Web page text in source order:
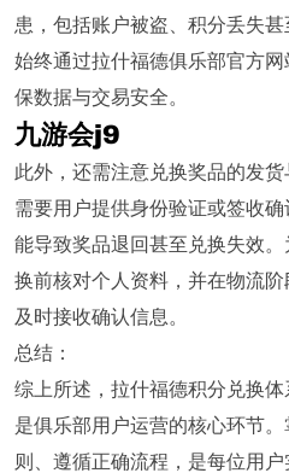
患，包括账户被盗、积分丢失
始终通过拉什福德俱乐部官方
保数据与交易安全。
九游会j9
此外，还需注意兑换奖品的发
需要用户提供身份验证或签收
能导致奖品退回甚至兑换失效
换前核对个人资料，并在物流
及时接收确认信息。
总结：
综上所述，拉什福德积分兑换
是俱乐部用户运营的核心环节
则、遵循正确流程，是每位用